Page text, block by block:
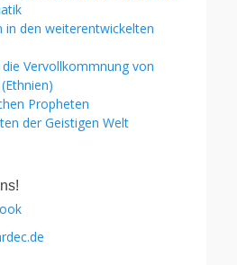
in den weiterentwickelten
Vervollkommnung von
Propheten
der Geistigen Welt